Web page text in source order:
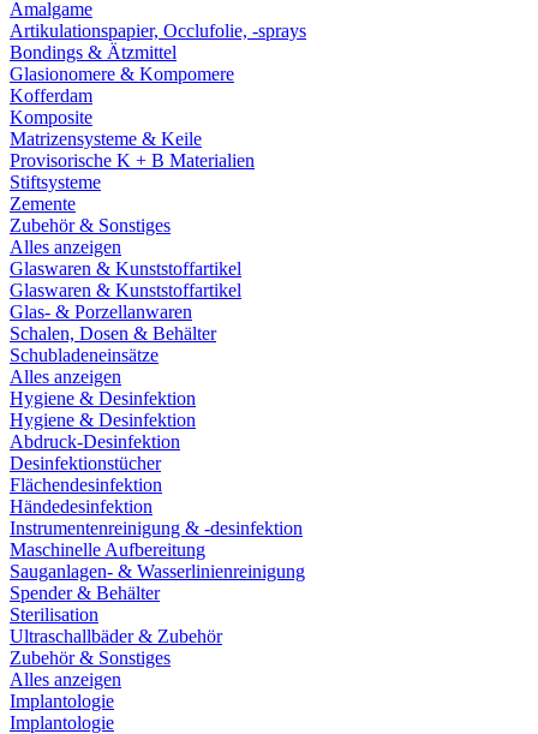
Amalgame
Artikulationspapier, Occlufolie, -sprays
Bondings & Ätzmittel
Glasionomere & Kompomere
Kofferdam
Komposite
Matrizensysteme & Keile
Provisorische K + B Materialien
Stiftsysteme
Zemente
Zubehör & Sonstiges
Alles anzeigen
Glaswaren & Kunststoffartikel
Glaswaren & Kunststoffartikel
Glas- & Porzellanwaren
Schalen, Dosen & Behälter
Schubladeneinsätze
Alles anzeigen
Hygiene & Desinfektion
Hygiene & Desinfektion
Abdruck-Desinfektion
Desinfektionstücher
Flächendesinfektion
Händedesinfektion
Instrumentenreinigung & -desinfektion
Maschinelle Aufbereitung
Sauganlagen- & Wasserlinienreinigung
Spender & Behälter
Sterilisation
Ultraschallbäder & Zubehör
Zubehör & Sonstiges
Alles anzeigen
Implantologie
Implantologie